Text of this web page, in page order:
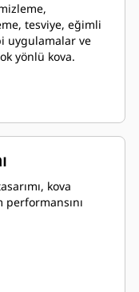
tesviye, eğimli
uygulamalar ve
yönlü kova.
kova